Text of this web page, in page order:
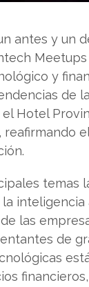
antes y un
y
de
Hotel
temas
las
de